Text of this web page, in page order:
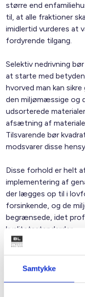
Samtykke
større end
til, at alle fraktioner
imidlertid vurderes at
fordyrende tilgang.
Selektiv nedrivning
at starte med
hvorved man kan
den miljømæssige og
udsorterede
afsætning af
Tilsvarende bør
modsvarer disse
Disse forhold er helt
implementering af
der lægges op til i
forsinkende, og de
begrænsede, idet
kvalitetsstandarder.
Vi står meget gerne